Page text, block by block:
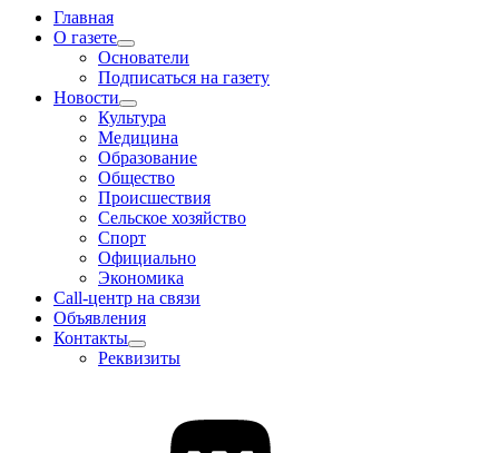
Главная
О газете
Основатели
Подписаться на газету
Новости
Культура
Медицина
Образование
Общество
Происшествия
Сельское хозяйство
Спорт
Официально
Экономика
Call-центр на связи
Объявления
Контакты
Реквизиты